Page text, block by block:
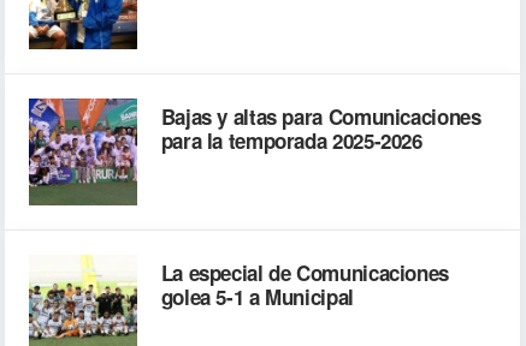
Bajas y altas para Comunicaciones
para la temporada 2025-2026
La especial de Comunicaciones
golea 5-1 a Municipal